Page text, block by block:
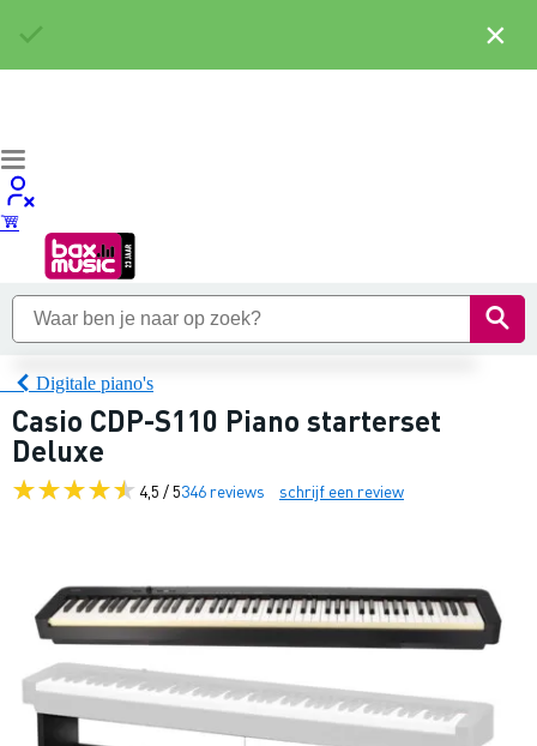
Digitale piano's
Casio CDP-S110 Piano starterset
Deluxe
4,5 / 5346 reviews schrijf een review
×